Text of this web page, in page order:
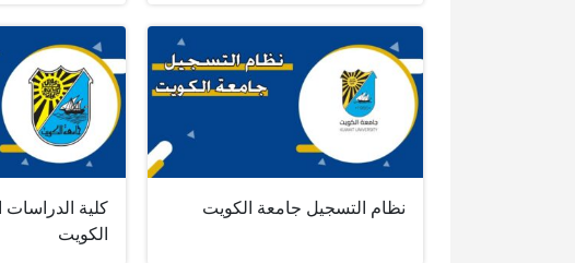
نظام التسجيل جامعة الكويت
كلية الدراسات
الكويت